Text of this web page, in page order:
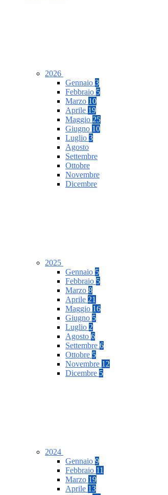
2026
Gennaio 3
Febbraio 5
Marzo 10
Aprile 19
Maggio 25
Giugno 10
Luglio 3
Agosto
Settembre
Ottobre
Novembre
Dicembre
2025
Gennaio 5
Febbraio 5
Marzo 8
Aprile 21
Maggio 16
Giugno 5
Luglio 2
Agosto 6
Settembre 6
Ottobre 5
Novembre 12
Dicembre 5
2024
Gennaio 9
Febbraio 11
Marzo 19
Aprile 13